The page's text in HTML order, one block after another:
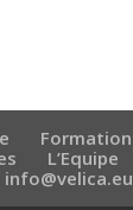
Formation
L’Equipe
info@velica.eu